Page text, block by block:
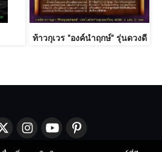
ท้าวกุเวร "องค์นำฤกษ์" รุ่นดวงดี